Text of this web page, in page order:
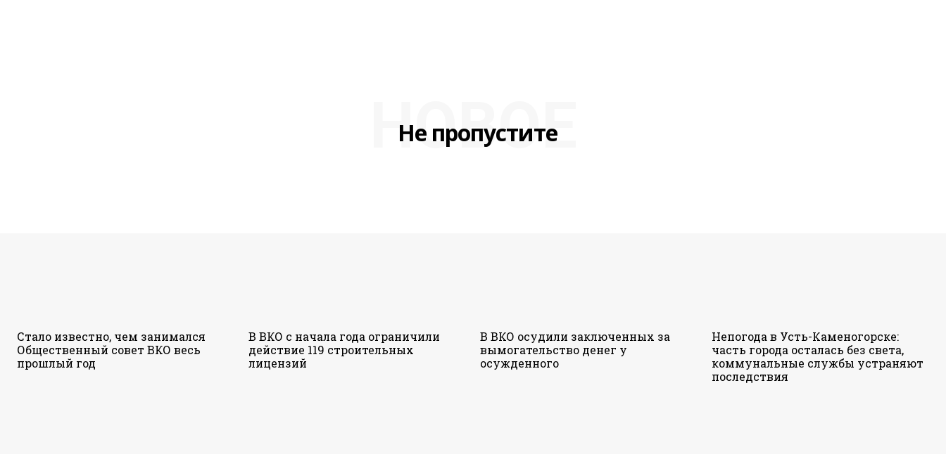
Не пропустите
НОВОЕ
Стало известно, чем занимался
Общественный совет ВКО весь
прошлый год
В ВКО с начала года ограничили
действие 119 строительных
лицензий
В ВКО осудили заключенных за
вымогательство денег у
осужденного
Непогода в Усть-Каменогорске:
часть города осталась без света,
коммунальные службы устраняют
последствия